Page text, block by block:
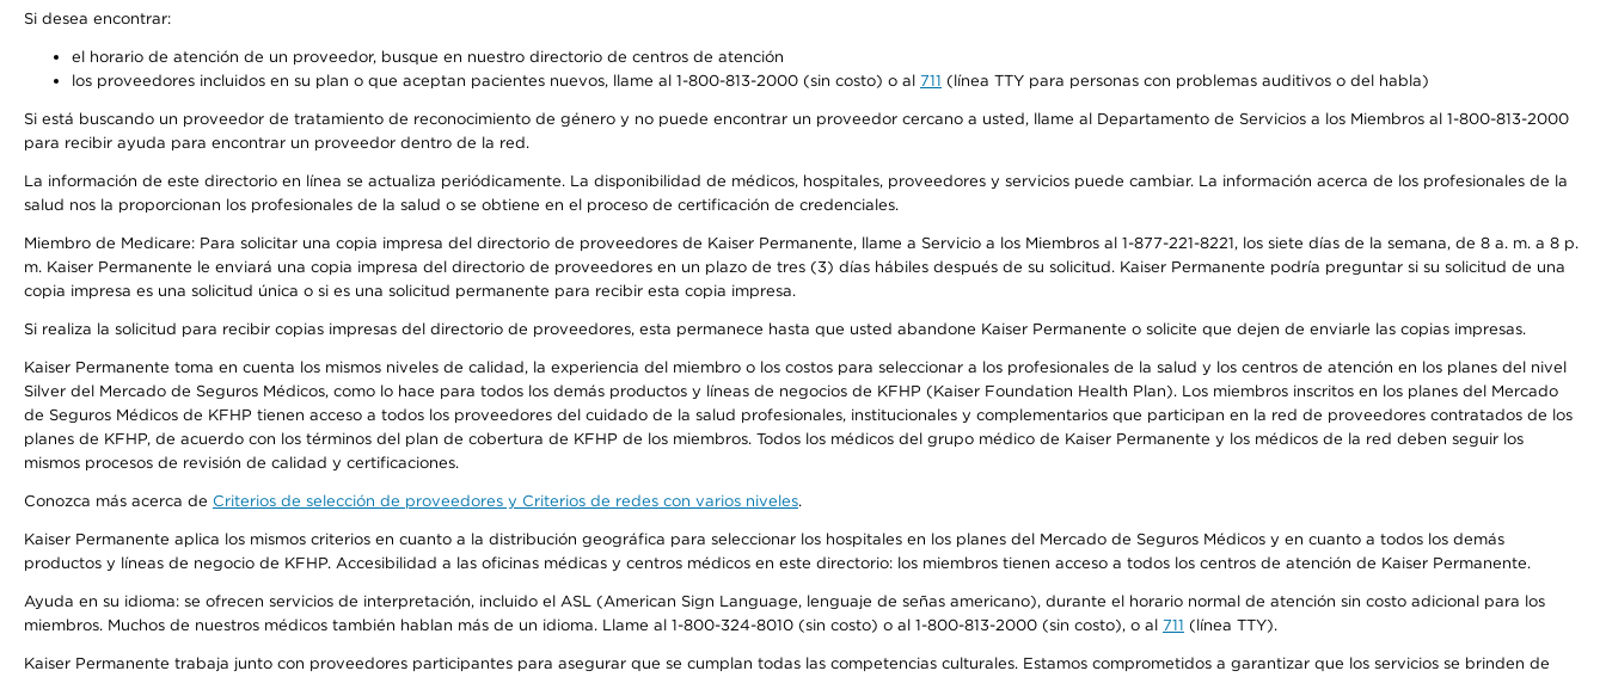
Si desea encontrar:
el horario de atención de un proveedor, busque en nuestro directorio de centros de atención
los proveedores incluidos en su plan o que aceptan pacientes nuevos, llame al 1-800-813-2000 (sin costo) o al 711 (línea TTY para personas con problemas auditivos o del habla)
Si está buscando un proveedor de tratamiento de reconocimiento de género y no puede encontrar un proveedor cercano a usted, llame al Departamento de Servicios a los Miembros al 1-800-813-2000
para recibir ayuda para encontrar un proveedor dentro de la red.
La información de este directorio en línea se actualiza periódicamente. La disponibilidad de médicos, hospitales, proveedores y servicios puede cambiar. La información acerca de los profesionales de la
salud nos la proporcionan los profesionales de la salud o se obtiene en el proceso de certificación de credenciales.
Miembro de Medicare: Para solicitar una copia impresa del directorio de proveedores de Kaiser Permanente, llame a Servicio a los Miembros al 1-877-221-8221, los siete días de la semana, de 8 a. m. a 8 p.
m. Kaiser Permanente le enviará una copia impresa del directorio de proveedores en un plazo de tres (3) días hábiles después de su solicitud. Kaiser Permanente podría preguntar si su solicitud de una
copia impresa es una solicitud única o si es una solicitud permanente para recibir esta copia impresa.
Si realiza la solicitud para recibir copias impresas del directorio de proveedores, esta permanece hasta que usted abandone Kaiser Permanente o solicite que dejen de enviarle las copias impresas.
Kaiser Permanente toma en cuenta los mismos niveles de calidad, la experiencia del miembro o los costos para seleccionar a los profesionales de la salud y los centros de atención en los planes del nivel
Silver del Mercado de Seguros Médicos, como lo hace para todos los demás productos y líneas de negocios de KFHP (Kaiser Foundation Health Plan). Los miembros inscritos en los planes del Mercado
de Seguros Médicos de KFHP tienen acceso a todos los proveedores del cuidado de la salud profesionales, institucionales y complementarios que participan en la red de proveedores contratados de los
planes de KFHP, de acuerdo con los términos del plan de cobertura de KFHP de los miembros. Todos los médicos del grupo médico de Kaiser Permanente y los médicos de la red deben seguir los
mismos procesos de revisión de calidad y certificaciones.
Conozca más acerca de Criterios de selección de proveedores y Criterios de redes con varios niveles.
Kaiser Permanente aplica los mismos criterios en cuanto a la distribución geográfica para seleccionar los hospitales en los planes del Mercado de Seguros Médicos y en cuanto a todos los demás
productos y líneas de negocio de KFHP. Accesibilidad a las oficinas médicas y centros médicos en este directorio: los miembros tienen acceso a todos los centros de atención de Kaiser Permanente.
Ayuda en su idioma: se ofrecen servicios de interpretación, incluido el ASL (American Sign Language, lenguaje de señas americano), durante el horario normal de atención sin costo adicional para los
miembros. Muchos de nuestros médicos también hablan más de un idioma. Llame al 1-800-324-8010 (sin costo) o al 1-800-813-2000 (sin costo), o al 711 (línea TTY).
Kaiser Permanente trabaja junto con proveedores participantes para asegurar que se cumplan todas las competencias culturales. Estamos comprometidos a garantizar que los servicios se brinden de